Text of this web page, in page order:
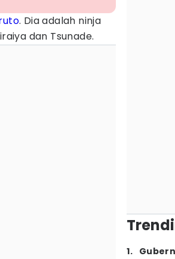
. Dia adalah ninja
dan Tsunade.
1.